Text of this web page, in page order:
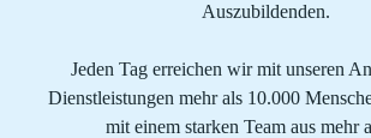
Auszubildenden.
Jeden Tag erreichen wir mit unseren
Dienstleistungen mehr als 10.000
mit einem starken Team aus mehr